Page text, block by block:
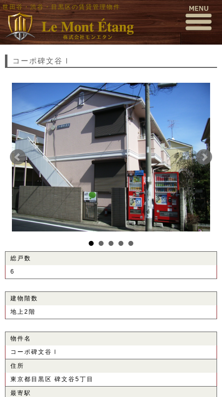
世田谷・渋谷・目黒区の賃貸管理物件
コーポ碑文谷Ⅰ
総戸数
6
建物階数
地上2階
物件名
コーポ碑文谷Ⅰ
住所
東京都目黒区 碑文谷5丁目
最寄駅